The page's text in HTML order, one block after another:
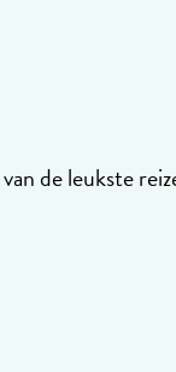
de leukste